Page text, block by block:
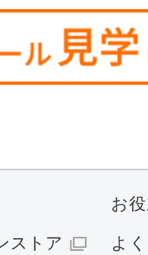
お
ストア よ